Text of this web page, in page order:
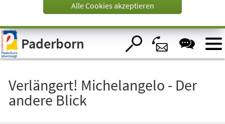
Visuelle
Assistenzsoftware
öffnen.
Alle Cookies akzeptieren
Paderborn
Verlängert! Michelangelo - Der
andere Blick